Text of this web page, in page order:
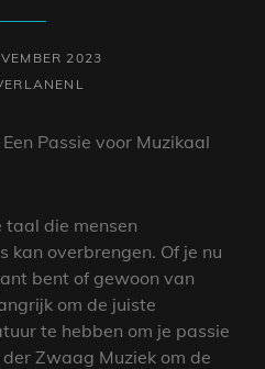
2023
Passie voor Muzikaal
taal die mensen
kan overbrengen. Of je nu
bent of gewoon van
om de juiste
te hebben om je passie
Zwaag Muziek om de